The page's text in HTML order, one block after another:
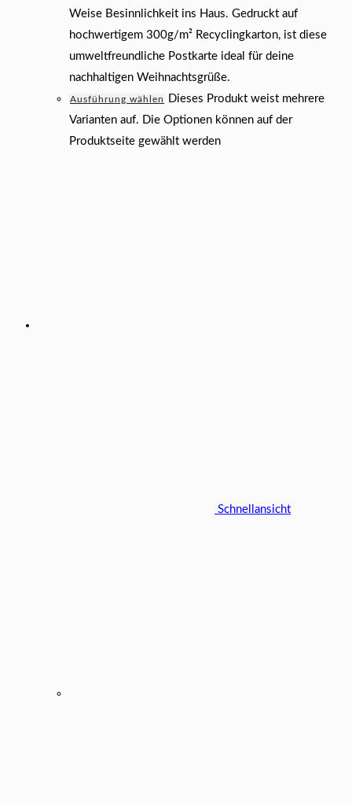
Weise Besinnlichkeit ins Haus. Gedruckt auf
hochwertigem 300g/m² Recyclingkarton, ist diese
umweltfreundliche Postkarte ideal für deine
nachhaltigen Weihnachtsgrüße.
Ausführung wählen
Dieses Produkt weist mehrere
Varianten auf. Die Optionen können auf der
Produktseite gewählt werden
Schnellansicht